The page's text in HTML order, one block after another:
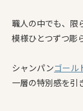
職人の中でも、限
模様ひとつずつ彫
シャンパンゴール
一層の特別感を引